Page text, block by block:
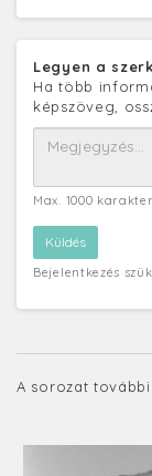
Legyen a
Ha több
képszöveg,
Max. 1000 karakter
Bejelentkezés
A sorozat